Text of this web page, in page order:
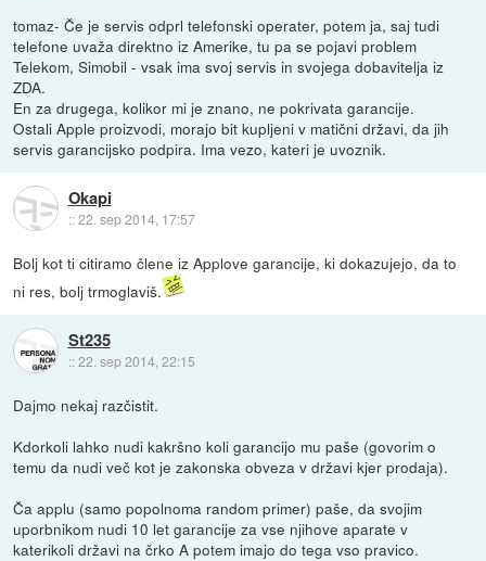
tomaz- Če je servis odprl telefonski operater, potem ja, saj tudi
telefone uvaža direktno iz Amerike, tu pa se pojavi problem
Telekom, Simobil - vsak ima svoj servis in svojega dobavitelja iz
ZDA.
En za drugega, kolikor mi je znano, ne pokrivata garancije.
Ostali Apple proizvodi, morajo bit kupljeni v matični državi, da jih
servis garancijsko podpira. Ima vezo, kateri je uvoznik.
Okapi
::22. sep 2014, 17:57
Bolj kot ti citiramo člene iz Applove garancije, ki dokazujejo, da to
ni res, bolj trmoglaviš.
St235
::22. sep 2014, 22:15
Dajmo nekaj razčistit.
Kdorkoli lahko nudi kakršno koli garancijo mu paše (govorim o
temu da nudi več kot je zakonska obveza v državi kjer prodaja).
Ča applu (samo popolnoma random primer) paše, da svojim
uporbnikom nudi 10 let garancije za vse njihove aparate v
katerikoli državi na črko A potem imajo do tega vso pravico.